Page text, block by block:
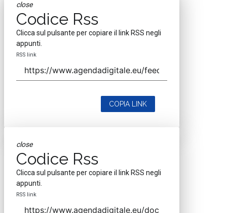
close
Codice Rss
Clicca sul pulsante per copiare il link RSS negli
appunti.
RSS link
COPIA LINK
close
Codice Rss
Clicca sul pulsante per copiare il link RSS negli
appunti.
RSS link